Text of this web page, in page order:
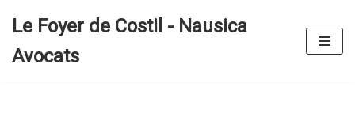
au
Le Foyer de Costil - Nausica
Avocats